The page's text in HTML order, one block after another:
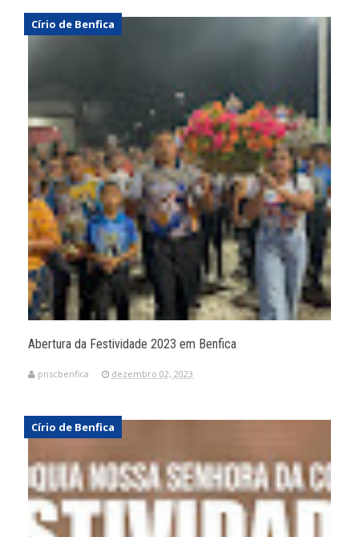
Abertura da Festividade 2023 em Benfica
Círio de Benfica
pnscbenfica dezembro 02, 2023
Círio de Benfica